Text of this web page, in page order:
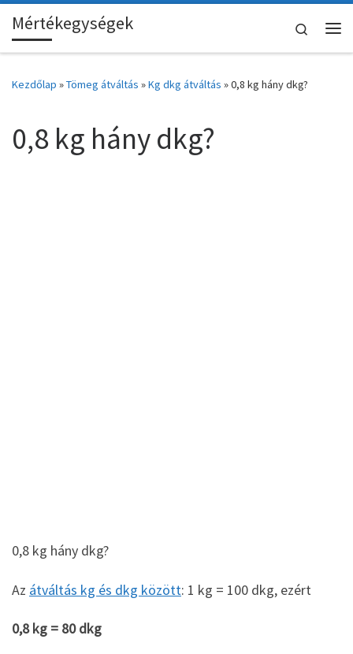
Skip to content
Mértékegységek
Search
Kezdőlap »Tömeg átváltás »Kg dkg átváltás »0,8 kg hány dkg?
0,8 kg hány dkg?
0,8 kg hány dkg?
Az átváltás kg és dkg között: 1 kg = 100 dkg, ezért
0,8 kg = 80 dkg